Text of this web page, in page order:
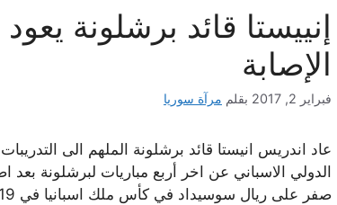
إنييستا قائد برشلونة
الإصابة
فبراير 2, 2017 بقلم مرآة سوريا
عاد اندريس انيستا قائد برشلونة الملهم الى